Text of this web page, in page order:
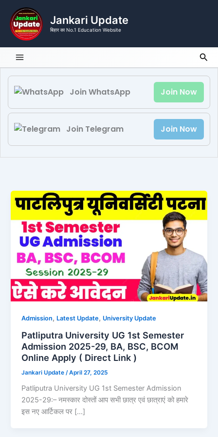
content
Jankari Update
बिहार का No.1 Education Website
Join WhatsApp Join Now
Join Telegram Join Now
Admission, Latest Update, University Update
Patliputra University UG 1st Semester
Admission 2025-29, BA, BSC, BCOM
Online Apply ( Direct Link )
Jankari Update /April 27, 2025
Patliputra University UG 1st Semester Admission
2025-29:– नमस्कार दोस्तों आप सभी छात्र एवं छात्राएं को हमारे
इस नए आर्टिकल पर […]